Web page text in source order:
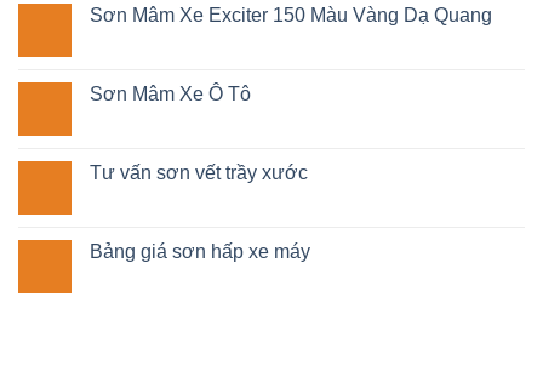
Sơn Mâm Xe Exciter 150 Màu Vàng Dạ Quang
Sơn Mâm Xe Ô Tô
Tư vấn sơn vết trầy xước
Bảng giá sơn hấp xe máy